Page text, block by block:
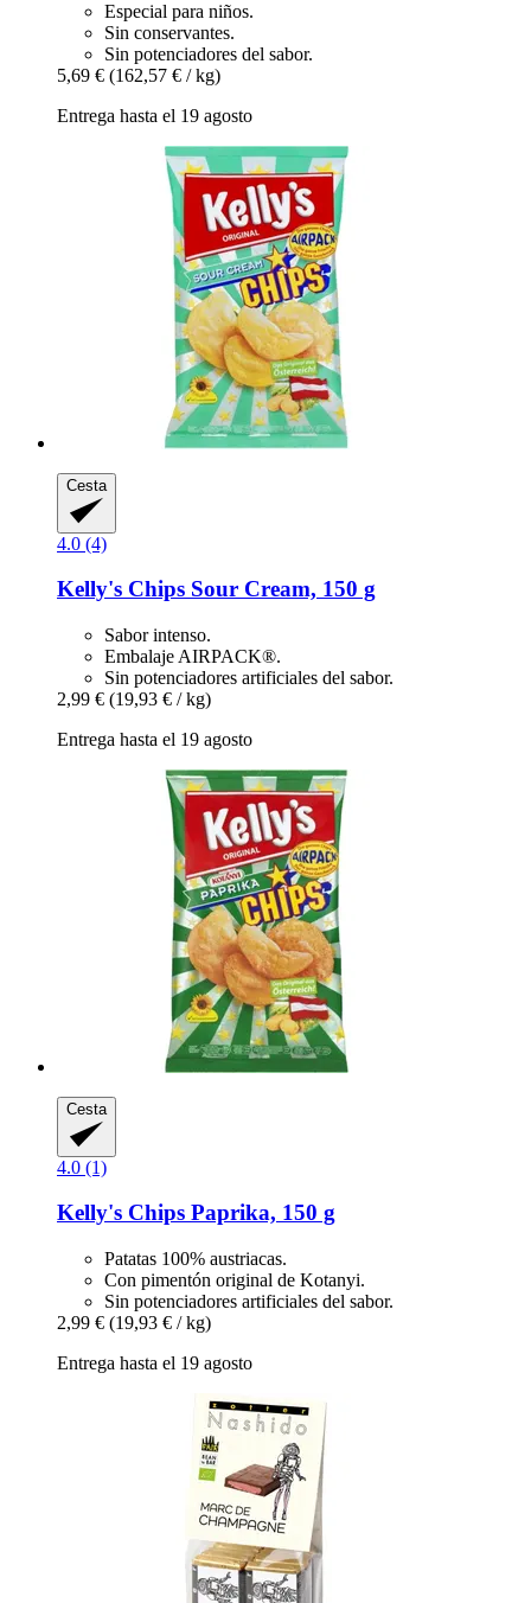
Especial para niños.
Sin conservantes.
Sin potenciadores del sabor.
5,69 € (162,57 € / kg)
Entrega hasta el 19 agosto
Cesta
4.0 (4)
Kelly's Chips Sour Cream, 150 g
Sabor intenso.
Embalaje AIRPACK®.
Sin potenciadores artificiales del sabor.
2,99 € (19,93 € / kg)
Entrega hasta el 19 agosto
Cesta
4.0 (1)
Kelly's Chips Paprika, 150 g
Patatas 100% austriacas.
Con pimentón original de Kotanyi.
Sin potenciadores artificiales del sabor.
2,99 € (19,93 € / kg)
Entrega hasta el 19 agosto